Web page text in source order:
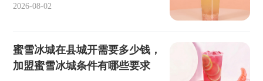
2026-08-02
蜜雪冰城在县城开需要多少钱，
加盟蜜雪冰城条件有哪些要求